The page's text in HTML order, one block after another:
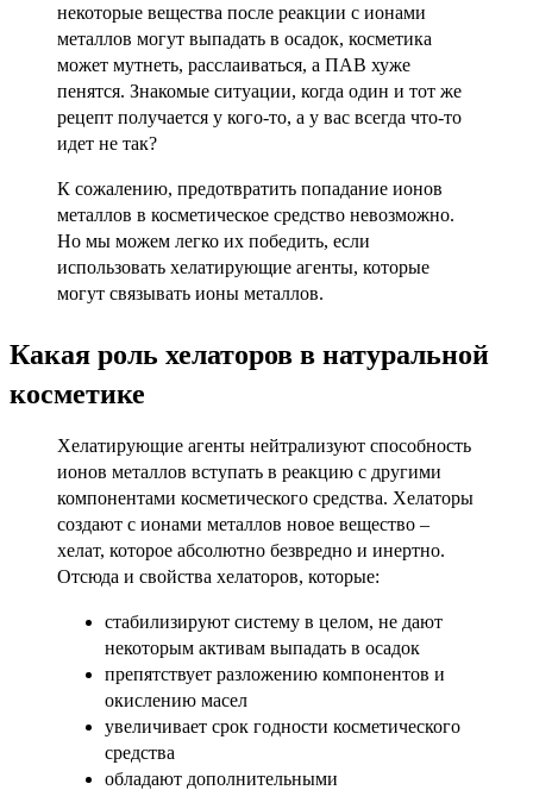
некоторые вещества после реакции с ионами
металлов могут выпадать в осадок, косметика
может мутнеть, расслаиваться, а ПАВ хуже
пенятся. Знакомые ситуации, когда один и тот же
рецепт получается у кого-то, а у вас всегда что-то
идет не так?
К сожалению, предотвратить попадание ионов
металлов в косметическое средство невозможно.
Но мы можем легко их победить, если
использовать хелатирующие агенты, которые
могут связывать ионы металлов.
Какая роль хелаторов в натуральной
косметике
Хелатирующие агенты нейтрализуют способность
ионов металлов вступать в реакцию с другими
компонентами косметического средства. Хелаторы
создают с ионами металлов новое вещество –
хелат, которое абсолютно безвредно и инертно.
Отсюда и свойства хелаторов, которые:
стабилизируют систему в целом, не дают
некоторым активам выпадать в осадок
препятствует разложению компонентов и
окислению масел
увеличивает срок годности косметического
средства
обладают дополнительными